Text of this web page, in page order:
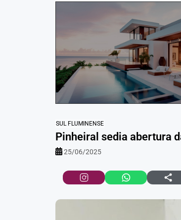
SUL FLUMINENSE
Pinheiral sedia abertura
25/06/2025